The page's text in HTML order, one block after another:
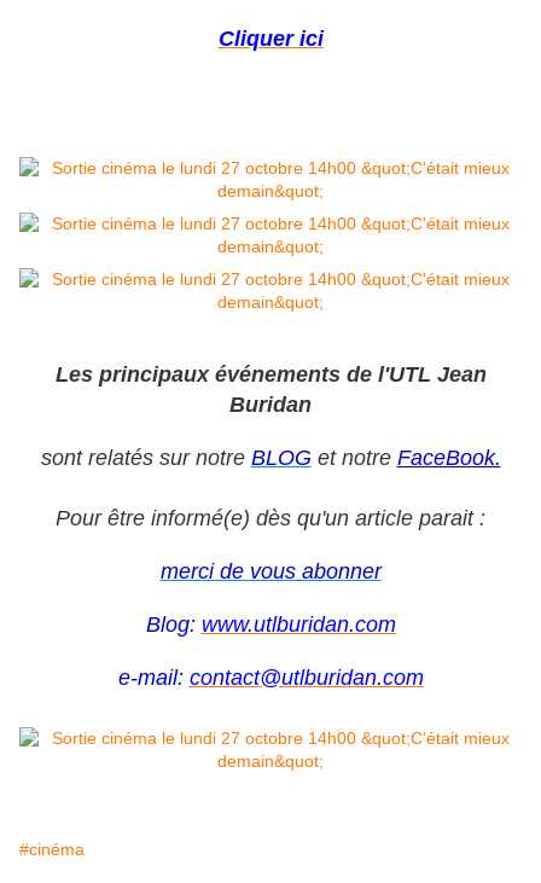
Cliquer ici
Les principaux événements de l'UTL Jean
Buridan
sont relatés sur notre BLOG et notre FaceBook.
Pour être informé(e) dès qu'un article parait :
merci de vous abonner
Blog: www.utlburidan.com
e-mail: contact@utlburidan.com
#cinéma